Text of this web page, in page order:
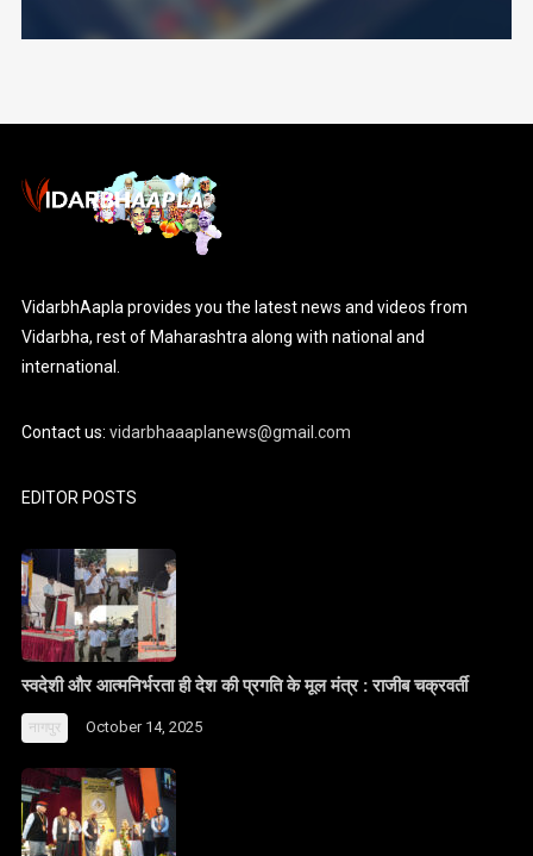
VidarbhAapla provides you the latest news and videos from
Vidarbha, rest of Maharashtra along with national and
international.
Contact us:vidarbhaaaplanews@gmail.com
EDITOR POSTS
स्वदेशी और आत्मनिर्भरता ही देश की प्रगति के मूल मंत्र : राजीब चक्रवर्ती
नागपुर October 14, 2025